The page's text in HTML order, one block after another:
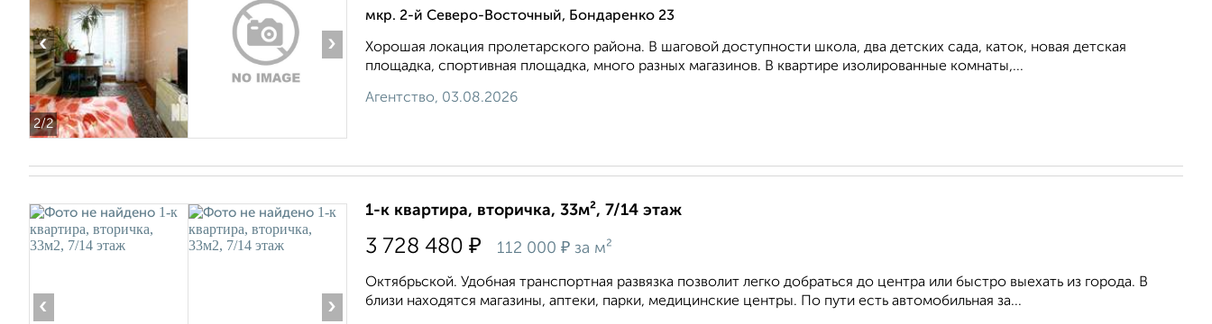
2/2
‹ ›
мкр. 2-й Северо-Восточный, Бондаренко 23
Хорошая локация пролетарского района. В шаговой доступности школа, два детских сада, каток, новая детская
площадка, спортивная площадка, много разных магазинов. В квартире изолированные комнаты,...
Агентство, 03.08.2026
‹ ›
1-к квартира, вторичка, 33м², 7/14 этаж
3 728 480 ₽ 112 000 ₽ за м²
Октябрьской. Удобная транспортная развязка позволит легко добраться до центра или быстро выехать из города. В
близи находятся магазины, аптеки, парки, медицинские центры. По пути есть автомобильная за...